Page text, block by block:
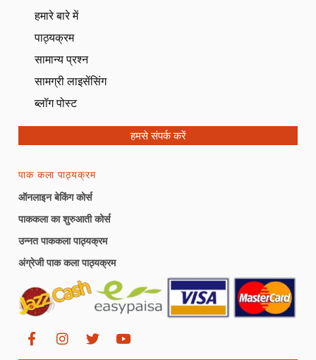
हमारे बारे में
पाठ्यक्रम
सामान्य प्रश्न
सामग्री लाइसेंसिंग
ब्लॉग पोस्ट
हमसे संपर्क करें
पाक कला पाठ्यक्रम
ऑनलाइन बेकिंग कोर्स
पाककला का शुरुआती कोर्स
उन्नत पाककला पाठ्यक्रम
अंग्रेजी पाक कला पाठ्यक्रम